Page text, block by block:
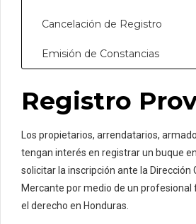
Cancelación de Registro
Emisión de Constancias
Registro
Los propietarios, arrendatarios,
tengan interés en registrar un buque
solicitar la inscripción ante la Dirección
Mercante por medio de un
el derecho en Honduras.